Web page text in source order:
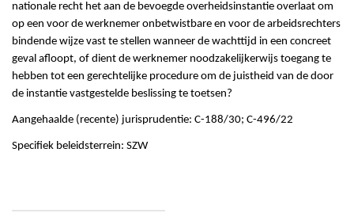
nationale recht het aan de bevoegde overheidsinstantie overlaat om
op een voor de werknemer onbetwistbare en voor de arbeidsrechters
bindende wijze vast te stellen wanneer de wachttijd in een concreet
geval afloopt, of dient de werknemer noodzakelijkerwijs toegang te
hebben tot een gerechtelijke procedure om de juistheid van de door
de instantie vastgestelde beslissing te toetsen?
Aangehaalde (recente) jurisprudentie: C-188/30; C-496/22
Specifiek beleidsterrein: SZW